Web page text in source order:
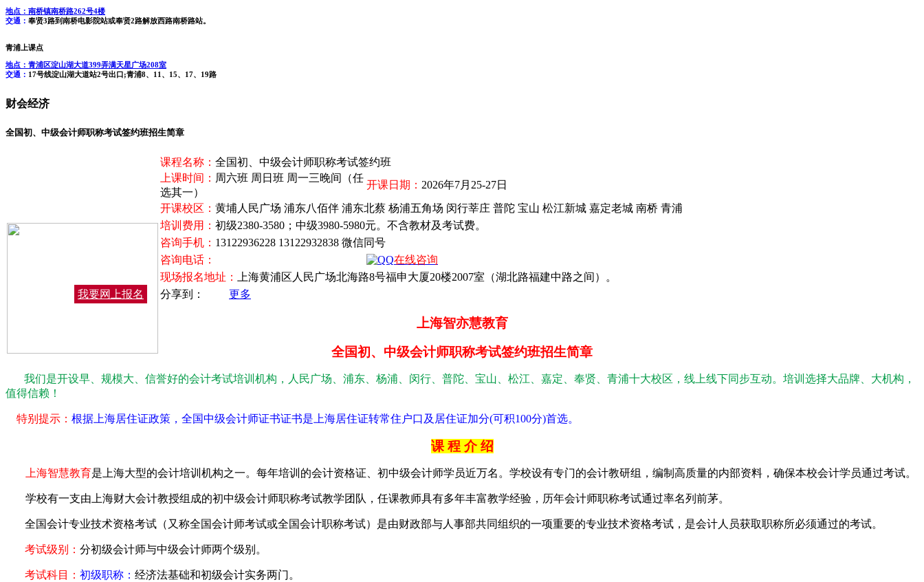
地点： 南桥镇南桥路262号4楼
交通： 奉贤3路到南桥电影院站或奉贤2路解放西路南桥路站。
青浦上课点
地点： 青浦区淀山湖大道399弄满天星广场208室
交通： 17号线淀山湖大道站2号出口;青浦8、11、15、17、19路
财会经济
全国初、中级会计师职称考试签约班招生简章
课程名称： 全国初、中级会计师职称考试签约班
上课时间： 周六班 周日班 周一三晚间（任
选其一）
开课日期： 2026年7月25-27日
开课校区： 黄埔人民广场 浦东八佰伴 浦东北蔡 杨浦五角场 闵行莘庄 普陀 宝山 松江新城 嘉定老城 南桥 青浦
培训费用： 初级2380-3580；中级3980-5980元。不含教材及考试费。
咨询手机： 13122936228 13122932838 微信同号
咨询电话：
在线咨询
现场报名地址：
上海黄浦区人民广场北海路8号福申大厦20楼2007室（湖北路福建中路之间）。
我要网上报名
分享到： 更多
上海智亦慧教育
全国初、中级会计师职称考试签约班招生简章
我们是开设早、规模大、信誉好的会计考试培训机构，人民广场、浦东、杨浦、闵行、普陀、宝山、松江、嘉定、奉贤、青浦十大校区，线上线下同步互动。培训选择大品牌、大机构，
值得信赖！
特别提示： 根据上海居住证政策，全国中级会计师证书证书是上海居住证转常住户口及居住证加分(可积100分)首选。
课 程 介 绍
上海智慧教育是上海大型的会计培训机构之一。每年培训的会计资格证、初中级会计师学员近万名。学校设有专门的会计教研组，编制高质量的内部资料，确保本校会计学员通过考试。
学校有一支由上海财大会计教授组成的初中级会计师职称考试教学团队，任课教师具有多年丰富教学经验，历年会计师职称考试通过率名列前茅。
全国会计专业技术资格考试（又称全国会计师考试或全国会计职称考试）是由财政部与人事部共同组织的一项重要的专业技术资格考试，是会计人员获取职称所必须通过的考试。
考试级别： 分初级会计师与中级会计师两个级别。
考试科目： 初级职称： 经济法基础和初级会计实务两门。